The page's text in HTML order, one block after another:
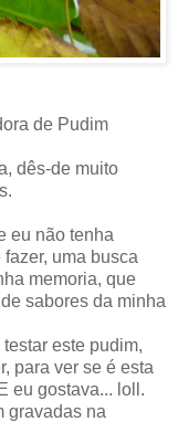
de Pudim
dês-de muito
eu não tenha
uma busca
memoria, que
sabores da minha
este pudim,
para ver se é esta
eu gostava... loll.
gravadas na